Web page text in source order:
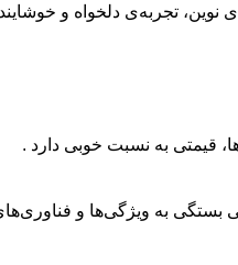
نوین، تجربه‌ی دلخواه و
قیمتی به نسبت خوبی دارد .
بستگی به ویژگی‌ها و